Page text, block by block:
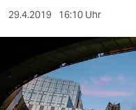
sport
nord
29.4.2019 16:10 Uhr